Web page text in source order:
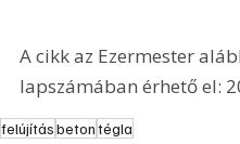
A cikk az Ezermester
lapszámában érhető el:
felújításbetontégla